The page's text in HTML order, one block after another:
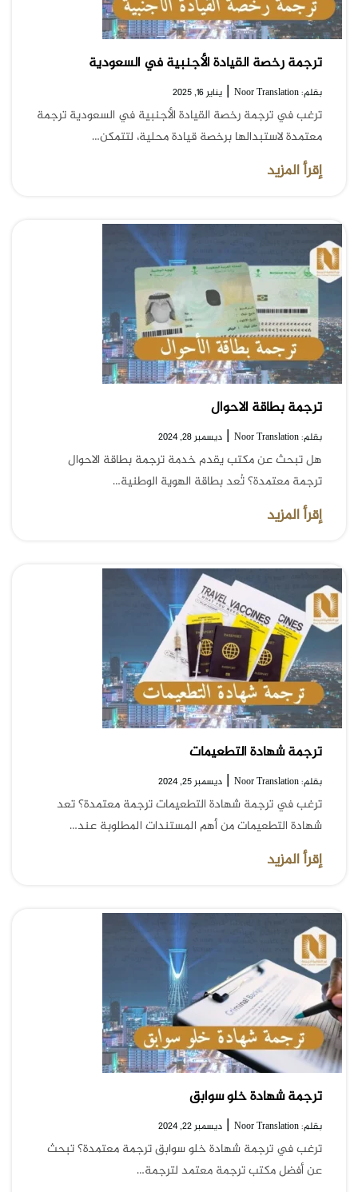
ترجمة رخصة القيادة الأجنبية في السعودية
بقلم: Noor Translation | يناير 16, 2025
ترغب في ترجمة رخصة القيادة الأجنبية في السعودية ترجمة
معتمدة لاستبدالها برخصة قيادة محلية، لتتمكن…
إقرأ المزيد
ترجمة بطاقة الاحوال
بقلم: Noor Translation | ديسمبر 28, 2024
هل تبحث عن مكتب يقدم خدمة ترجمة بطاقة الاحوال
ترجمة معتمدة؟ تُعد بطاقة الهوية الوطنية…
إقرأ المزيد
ترجمة شهادة التطعيمات
بقلم: Noor Translation | ديسمبر 25, 2024
ترغب في ترجمة شهادة التطعيمات ترجمة معتمدة؟ تعد
شهادة التطعيمات من أهم المستندات المطلوبة عند…
إقرأ المزيد
ترجمة شهادة خلو سوابق
بقلم: Noor Translation | ديسمبر 22, 2024
ترغب في ترجمة شهادة خلو سوابق ترجمة معتمدة؟ تبحث
عن أفضل مكتب ترجمة معتمد لترجمة…